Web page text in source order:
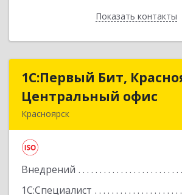
Показать контакты
Назад
1С:Первый Бит,
Центральный офис
Красноярск
Внедрений
1С:Специалист
1С:Первый Бит,